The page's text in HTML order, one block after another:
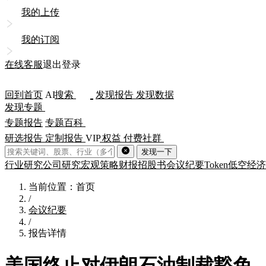
我的上传
我的订阅
在线客服退出登录
回到首页 AI搜索 发现报告 发现数据
发现专题
专题报告 专题百科
研选报告 定制报告 VIP权益 付费社群
发现一下
行业研究公司研究宏观策略财报招股书会议纪要Token低空经济
当前位置：首页
/
会议纪要
/
报告详情